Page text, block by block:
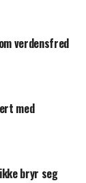
verdensfred
med
bryr seg